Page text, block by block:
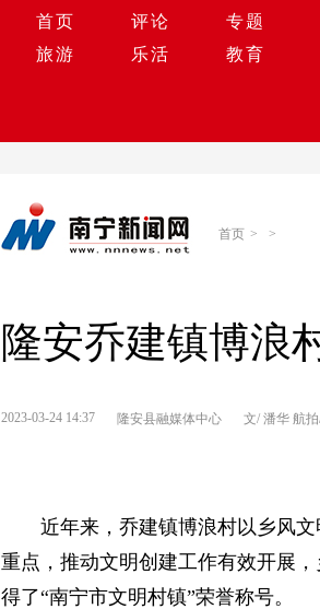
首页 评论 专题
旅游
乐活 教育
首页 > >
隆安乔建镇博浪
2023-03-24 14:37 隆安县融媒体中心 文/ 潘华 航
近年来，乔建镇博浪村以乡风
重点，推动文明创建工作有效开展
得了“南宁市文明村镇”荣誉称号。